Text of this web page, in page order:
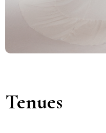
Tenues